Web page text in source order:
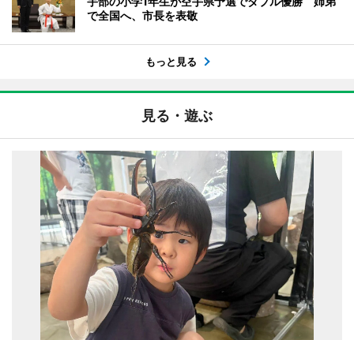
で全国へ、市長を表敬
もっと見る
見る・遊ぶ